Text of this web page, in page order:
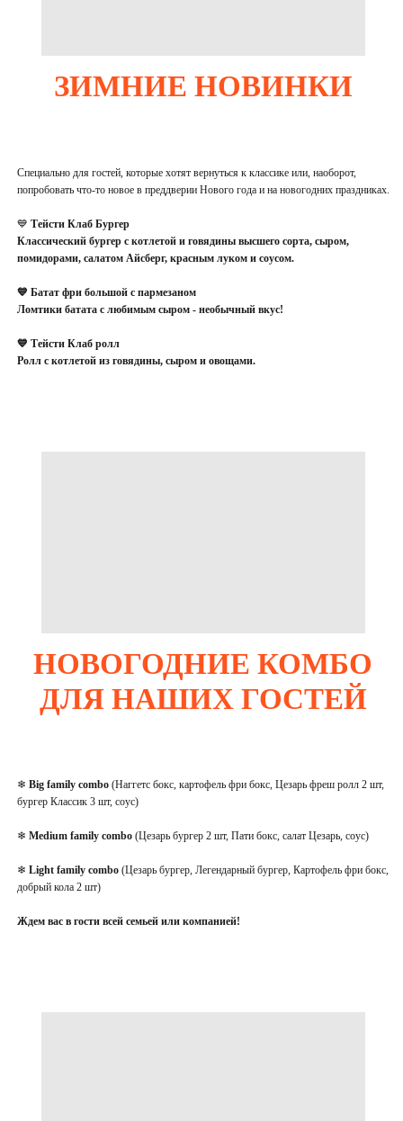
ЗИМНИЕ НОВИНКИ
Специально для гостей, которые хотят вернуться к классике или, наоборот,
попробовать что-то новое в преддверии Нового года и на новогодних праздниках.
💙 Тейсти Клаб Бургер
Классический бургер с котлетой и говядины высшего сорта, сыром,
помидорами, салатом Айсберг, красным луком и соусом.
💙 Батат фри большой с пармезаном
Ломтики батата с любимым сыром - необычный вкус!
💙 Тейсти Клаб ролл
Ролл с котлетой из говядины, сыром и овощами.
НОВОГОДНИЕ КОМБО
ДЛЯ НАШИХ ГОСТЕЙ
❄ Big family combo(Наггетс бокс, картофель фри бокс, Цезарь фреш ролл 2 шт,
бургер Классик 3 шт, соус)
❄ Medium family combo(Цезарь бургер 2 шт, Пати бокс, салат Цезарь, соус)
❄ Light family combo(Цезарь бургер, Легендарный бургер, Картофель фри бокс,
добрый кола 2 шт)
Ждем вас в гости всей семьей или компанией!